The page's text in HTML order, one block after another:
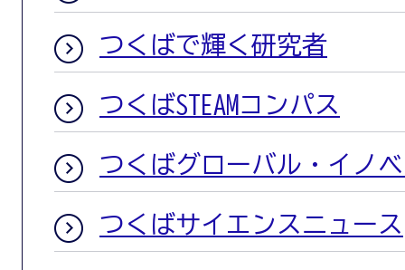
つくばで輝く研究者
つくばSTEAMコンパス
つくばグローバル・イノ
つくばサイエンスニュース